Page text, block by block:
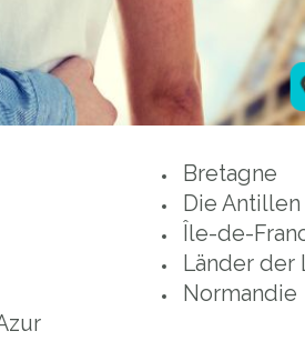
Bretagne
Die Antillen
Île-de-
Länder der
Normandie